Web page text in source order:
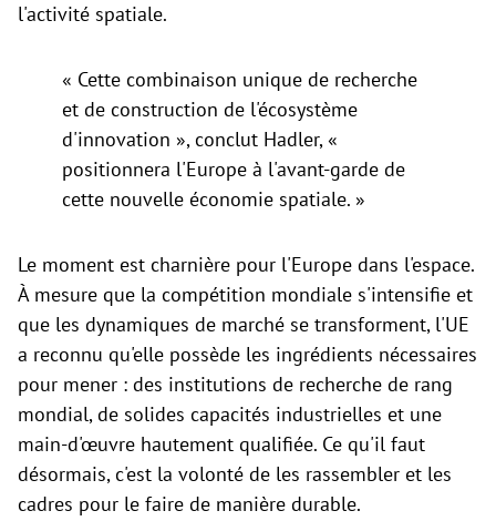
l'activité spatiale.
« Cette combinaison unique de recherche
et de construction de l'écosystème
d'innovation », conclut Hadler, «
positionnera l'Europe à l'avant-garde de
cette nouvelle économie spatiale. »
Le moment est charnière pour l'Europe dans l'espace.
À mesure que la compétition mondiale s'intensifie et
que les dynamiques de marché se transforment, l'UE
a reconnu qu'elle possède les ingrédients nécessaires
pour mener : des institutions de recherche de rang
mondial, de solides capacités industrielles et une
main-d'œuvre hautement qualifiée. Ce qu'il faut
désormais, c'est la volonté de les rassembler et les
cadres pour le faire de manière durable.